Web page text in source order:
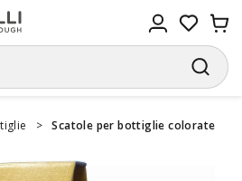
> Scatole per bottiglie colorate